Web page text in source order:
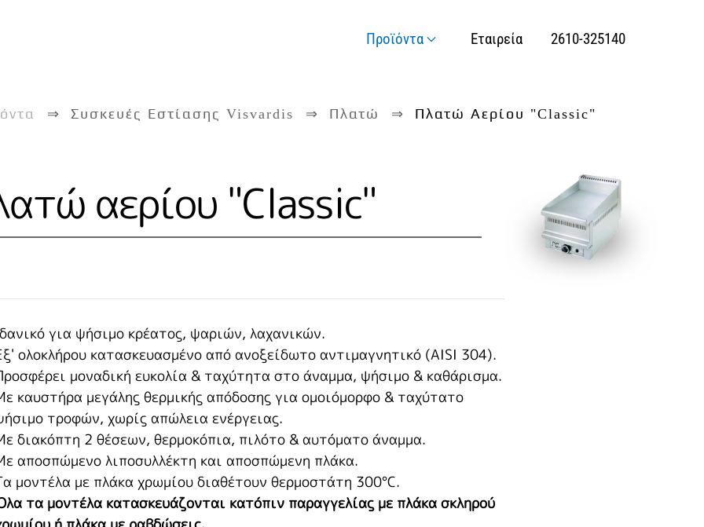
Προϊόντα Εταιρεία 2610-325140
Συσκευές Εστίασης Visvardis Πλατώ Πλατώ Αερίου "Classic"
αερίου "Classic"
για ψήσιμο κρέατος, ψαριών, λαχανικών.
ολοκλήρου κατασκευασμένο από ανοξείδωτο αντιμαγνητικό (AISI 304).
μοναδική ευκολία & ταχύτητα στο άναμμα, ψήσιμο & καθάρισμα.
καυστήρα μεγάλης θερμικής απόδοσης για ομοιόμορφο & ταχύτατο
τροφών, χωρίς απώλεια ενέργειας.
διακόπτη 2 θέσεων, θερμοκόπια, πιλότο & αυτόματο άναμμα.
αποσπώμενο λιποσυλλέκτη και αποσπώμενη πλάκα.
μοντέλα με πλάκα χρωμίου διαθέτουν θερμοστάτη 300°C.
τα μοντέλα κατασκευάζονται κατόπιν παραγγελίας με πλάκα σκληρού